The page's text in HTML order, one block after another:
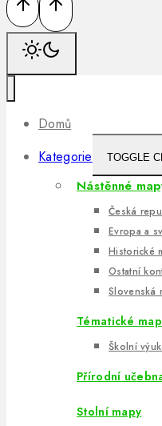
Domů
Kategorie
TOGGLE
Nástěnné
Česká
Evropa a
Historické
Ostatní
Slovenská
Tématické
Školní
Přírodní
Stolní mapy